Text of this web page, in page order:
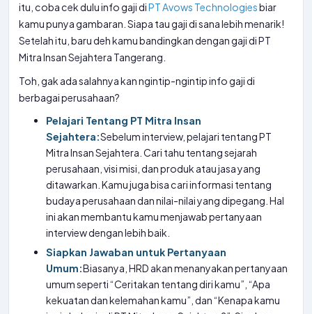
itu, coba cek dulu info gaji diPT Avows Technologiesbiar
kamu punya gambaran. Siapa tau gaji di sana lebih menarik!
Setelah itu, baru deh kamu bandingkan dengan gaji di PT
Mitra Insan Sejahtera Tangerang.
Toh, gak ada salahnya kan ngintip-ngintip info gaji di
berbagai perusahaan?
Pelajari Tentang PT Mitra Insan
Sejahtera:Sebelum interview, pelajari tentang PT
Mitra Insan Sejahtera. Cari tahu tentang sejarah
perusahaan, visi misi, dan produk atau jasa yang
ditawarkan. Kamu juga bisa cari informasi tentang
budaya perusahaan dan nilai-nilai yang dipegang. Hal
ini akan membantu kamu menjawab pertanyaan
interview dengan lebih baik.
Siapkan Jawaban untuk Pertanyaan
Umum:Biasanya, HRD akan menanyakan pertanyaan
umum seperti “Ceritakan tentang diri kamu”, “Apa
kekuatan dan kelemahan kamu”, dan “Kenapa kamu